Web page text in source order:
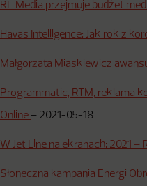
RL Media przejmuje budżet
Havas Intelligence: Jak rok z
Małgorzata Miaskiewicz
Programmatic, RTM, reklama
Online – 2021-05-18
W Jet Line na ekranach: 2021
Słoneczna kampania Energi